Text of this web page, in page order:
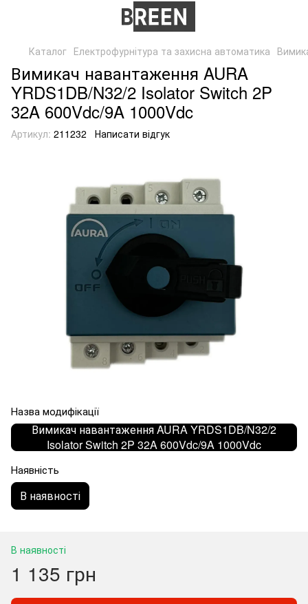
Каталог Електрофурнітура та захисна автоматика
Вимикач навантаження AURA
YRDS1DB/N32/2 Isolator Switch 2P
32A 600Vdc/9A 1000Vdc
Артикул: 211232 Написати відгук
Назва модифікації
Вимикач навантаження AURA YRDS1DB/N32/2
Isolator Switch 2P 32A 600Vdc/9A 1000Vdc
Наявність
В наявності
В наявності
1 135 грн